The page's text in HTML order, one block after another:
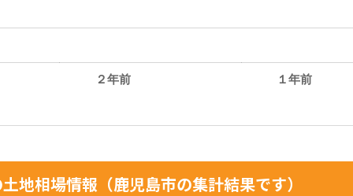
２年前
１年前
相場情報（鹿児島市の集計結果です）